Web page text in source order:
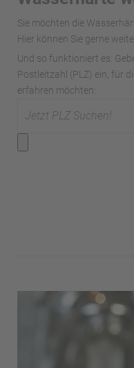
Sie möchten die
Hier können Sie gerne
Und so funktioniert es:
Postleitzahl (PLZ) ein, für
erfahren möchten: